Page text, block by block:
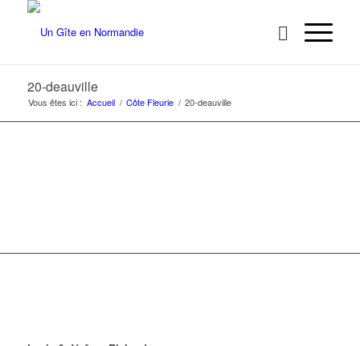
20-deauville
Vous êtes ici : Accueil / Côte Fleurie / 20-deauville